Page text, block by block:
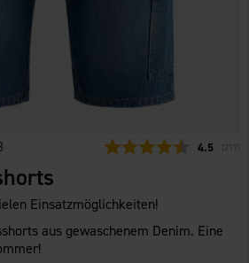
4.5 217
Einsatzmöglichkeiten!
aus gewaschenem Denim. Eine